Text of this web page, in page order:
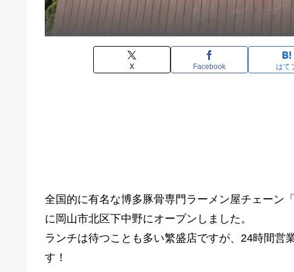
X Facebook はて
全国的に有名な博多豚骨専門ラーメン屋チェーン「
に岡山市北区下中野にオープンしました。
ランチは待つことも多い繁盛店ですが、24時間営
す！